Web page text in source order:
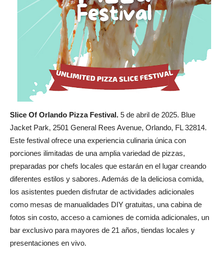
Slice Of Orlando Pizza Festival. 5 de abril de 2025. Blue
Jacket Park, 2501 General Rees Avenue, Orlando, FL 32814.
Este festival ofrece una experiencia culinaria única con
porciones ilimitadas de una amplia variedad de pizzas,
preparadas por chefs locales que estarán en el lugar creando
diferentes estilos y sabores. Además de la deliciosa comida,
los asistentes pueden disfrutar de actividades adicionales
como mesas de manualidades DIY gratuitas, una cabina de
fotos sin costo, acceso a camiones de comida adicionales, un
bar exclusivo para mayores de 21 años, tiendas locales y
presentaciones en vivo.